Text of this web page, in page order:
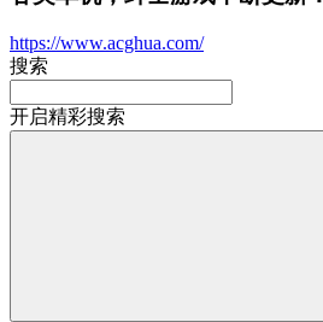
https://www.acghua.com/
搜索
开启精彩搜索